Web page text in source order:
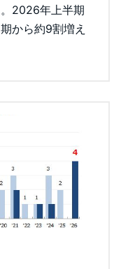
2026年上半期
から約9割増え